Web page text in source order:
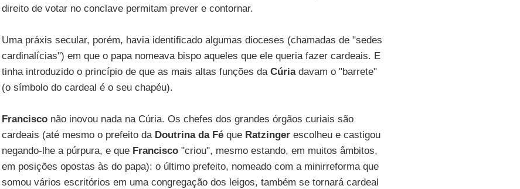
direito de votar no conclave permitam prever e contornar.
Uma práxis secular, porém, havia identificado algumas dioceses (chamadas de "sedes
cardinalícias") em que o papa nomeava bispo aqueles que ele queria fazer cardeais. E
tinha introduzido o princípio de que as mais altas funções da Cúriadavam o "barrete"
(o símbolo do cardeal é o seu chapéu).
Francisconão inovou nada na Cúria. Os chefes dos grandes órgãos curiais são
cardeais (até mesmo o prefeito da Doutrina da Féque Ratzingerescolheu e castigou
negando-lhe a púrpura, e que Francisco"criou", mesmo estando, em muitos âmbitos,
em posições opostas às do papa): o último prefeito, nomeado com a minirreforma que
somou vários escritórios em uma congregação dos leigos, também se tornará cardeal